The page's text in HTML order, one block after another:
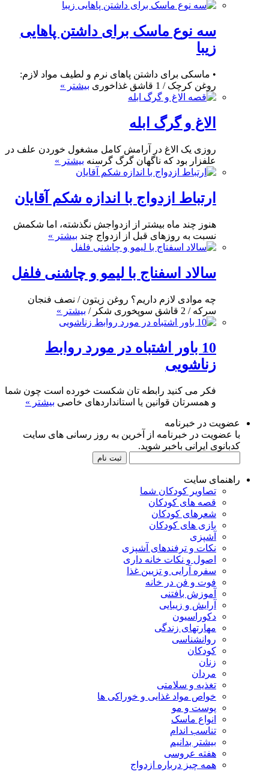
سه نوع ماسک برای داشتن پاهایی
زیبا
• ماسکی برای داشتن پاهای نرم و لطیف مواد لازم:
روغن کرچک / 1 قاشق غذاخوری
بیشتر »
الاغ و گرگ ابله
روزی یک الاغ در آرامش کامل مشغول خوردن علف در
علفزار بود که ناگهان گرگ گرسنه بیشتر »
ارتباط ازدواج با اندازه شکم آقایان
هنوز چند ماه بیشتر از ازدواجش نگذشته، اما شکمش
نسبت به روزهای قبل از ازدواج چند بیشتر »
سالاد اسفناج با لیمو و چاشنی فلفل
چه موادی لازم داریم؟ روغن زیتون / نصف فنجان
سرکه / 2 قاشق سوپخوری شکر /
بیشتر »
10 باور اشتباه در مورد روابط
زناشویی
فکر می کنید رابطه تان شکست خورده است چون شما
و همسرتان قوانین یا استانداردهای خاصی بیشتر »
عضویت در خبرنامه
با عضویت در خبرنامه از آخرین به روز رسانی های سایت
کدبانوی ایرانی باخبر شوید.
راهنمای سایت
تصاویر کودکان شما
قصه های کودکان
شعرهای کودکان
بازی های کودکان
آشپزی
نکات و ترفندهای آشپزی
اصول و نکات خانه داری
سفره آرایی و تزیین غذا
فوت و فن در خانه
آموزش بافتنی
آرایش و زیبایی
دکوراسیون
مهارتهای زندگی
روانشناسی
کودکان
زنان
مردان
تغذیه و سلامتی
خواص مواد غذایی و خوراکی ها
پوست و مو
انواع ماسک
تناسب اندام
بیشتر بدانیم
هفته عروسی
همه چیز درباره ازدواج